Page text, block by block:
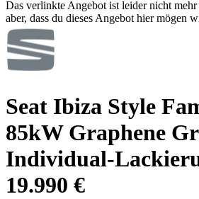
Das verlinkte Angebot ist leider nicht
aber, dass du dieses Angebot hier mögen
Seat Ibiza Style
85kW Graphene
Individual-
19.990 €